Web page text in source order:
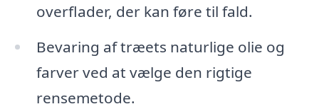
overflader, der kan føre til fald.
Bevaring af træets naturlige olie og
farver ved at vælge den rigtige
rensemetode.